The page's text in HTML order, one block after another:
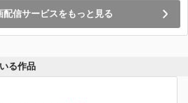
もめ学園の伝統行事である宿泊学習に参加
。 誰にも聴こえない笛の音…眠る人の魂を
配信サービスをもっと見る
る作品